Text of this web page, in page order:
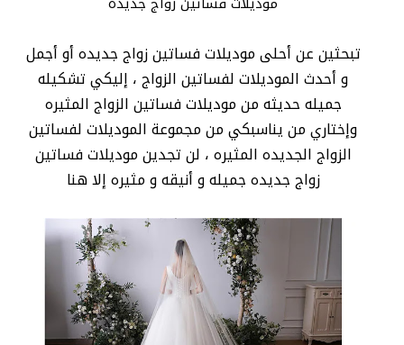
تبحثين عن أحلى موديلات فساتين زواج جديده أو أجمل
و أحدث الموديلات لفساتين الزواج ، إليكي تشكيله
جميله حديثه من موديلات فساتين الزواج المثيره
وإختاري من يناسبكي من مجموعة الموديلات لفساتين
الزواج الجديده المثيره ، لن تجدين موديلات فساتين
زواج جديده جميله و أنيقه و مثيره إلا هنا